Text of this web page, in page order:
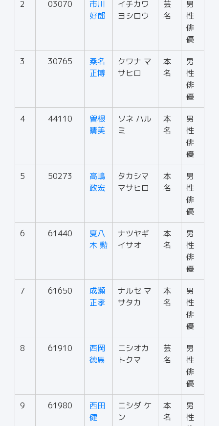
2 03070
市川
好郎
イチカワ
ヨシロウ
芸
名
男
性
俳
優
3 30765
桑名
正博
クワナ マ
サヒロ
本
名
男
性
俳
優
4 44110
曽根
晴美
ソネ ハル
ミ
本
名
男
性
俳
優
5 50273
高嶋
政宏
タカシマ
マサヒロ
本
名
男
性
俳
優
6 61440
夏八
木 勲
ナツヤギ
イサオ
本
名
男
性
俳
優
7 61650
成瀬
正孝
ナルセ マ
サタカ
本
名
男
性
俳
優
8 61910
西岡
徳馬
ニシオカ
トクマ
芸
名
男
性
俳
優
9 61980
西田
健
ニシダ ケ
ン
本
名
男
性